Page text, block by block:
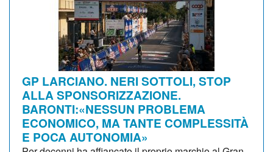
GP LARCIANO. NERI SOTTOLI, STOP
ALLA SPONSORIZZAZIONE.
BARONTI:«NESSUN PROBLEMA
ECONOMICO, MA TANTE COMPLESSITÀ
E POCA AUTONOMIA»